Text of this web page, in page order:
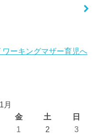
月
金 土
日
1
2
3